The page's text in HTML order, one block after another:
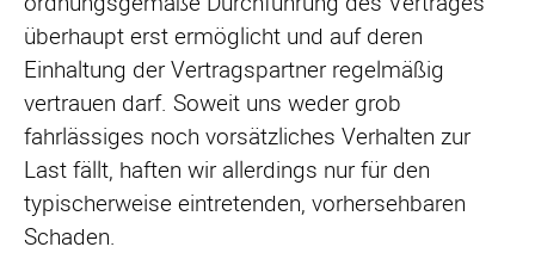
überhaupt erst ermöglicht und auf deren
Einhaltung der Vertragspartner regelmäßig
vertrauen darf. Soweit uns weder grob
fahrlässiges noch vorsätzliches Verhalten zur
Last fällt, haften wir allerdings nur für den
typischerweise eintretenden, vorhersehbaren
Schaden.